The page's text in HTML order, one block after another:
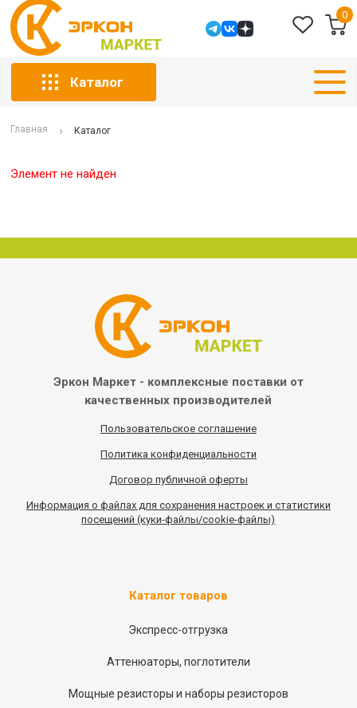
0
Каталог
Главная Каталог
Элемент не найден
Эркон Маркет - комплексные поставки от
качественных производителей
Пользовательское соглашение
Политика конфиденциальности
Договор публичной оферты
Информация о файлах для сохранения настроек и статистики
посещений (куки-файлы/cookie-файлы)
Каталог товаров
Экспресс-отгрузка
Аттенюаторы, поглотители
Мощные резисторы и наборы резисторов